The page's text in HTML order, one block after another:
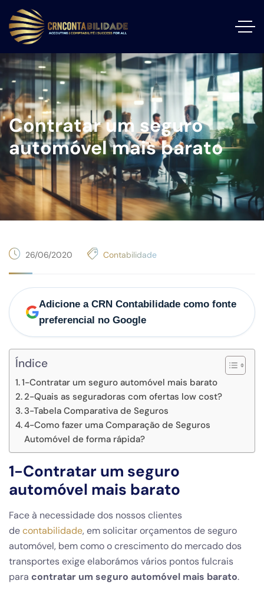
Contratar um seguro
automóvel mais barato
26/06/2020 Contabilidade
Adicione a CRN Contabilidade como fonte
preferencial no Google
Índice
1-Contratar um seguro automóvel mais barato
2-Quais as seguradoras com ofertas low cost?
3-Tabela Comparativa de Seguros
4-Como fazer uma Comparação de Seguros
Automóvel de forma rápida?
1-Contratar um seguro
automóvel mais barato
Face à necessidade dos nossos clientes
decontabilidade, em solicitar orçamentos de seguro
automóvel, bem como o crescimento do mercado dos
transportes exige elaborámos vários pontos fulcrais
para contratar um seguro automóvel mais barato.